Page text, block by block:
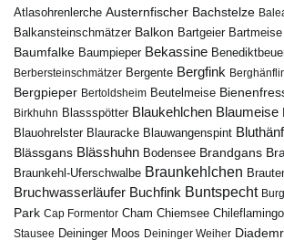
Atlasohrenlerche Austernfischer Bachstelze
Balkansteinschmätzer Balkon Bartgeier Bartmeise
Baumfalke Baumpieper Bekassine
Berbersteinschmätzer Bergente Bergfink
Bergpieper Bertoldsheim Beutelmeise
Birkhuhn Blassspötter Blaukehlchen Blaumeise
Blauohrelster Blauracke Blauwangenspint
Blässgans Blässhuhn Bodensee Brandgans
Braunkehl-Uferschwalbe Braunkehlchen
Bruchwasserläufer Buchfink Buntspecht
Park Cap Formentor Cham Chiemsee Chileflamingo
Stausee Deininger Moos Deininger Weiher